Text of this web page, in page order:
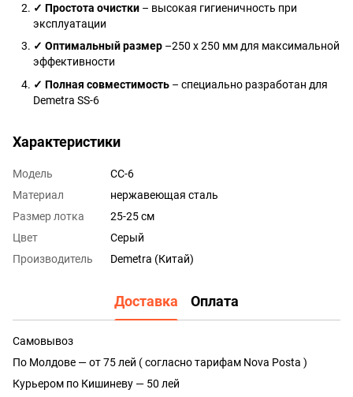
✓ Простота очистки – высокая гигиеничность при
эксплуатации
✓ Оптимальный размер –250 x 250 мм для максимальной
эффективности
✓ Полная совместимость – специально разработан для
Demetra SS-6
Характеристики
Модель
СС-6
Материал
нержавеющая сталь
Размер лотка
25-25 см
Цвет
Серый
Производитель
Demetra (Китай)
Доставка Оплата
Самовывоз
По Молдове — от 75 лей ( согласно тарифам Nova Posta )
Курьером по Кишиневу — 50 лей